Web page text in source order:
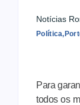
Notícias
Política,
Para
todos os